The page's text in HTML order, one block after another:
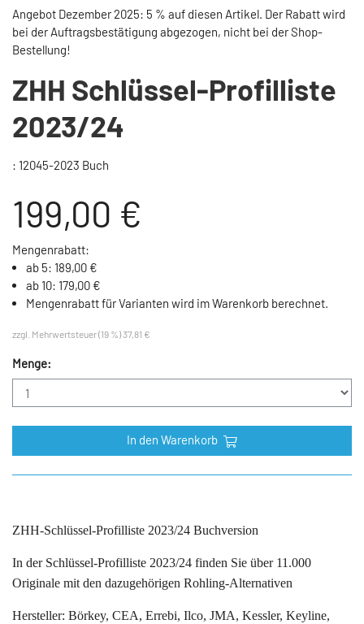
Angebot Dezember 2025: 5 % auf diesen Artikel. Der Rabatt wird
bei der Auftragsbestätigung abgezogen, nicht bei der Shop-
Bestellung!
ZHH Schlüssel-Profilliste
2023/24
: 12045-2023 Buch
199,00 €
Mengenrabatt:
ab 5: 189,00 €
ab 10: 179,00 €
Mengenrabatt für Varianten wird im Warenkorb berechnet.
zzgl. Mehrwertsteuer (19 %) 37,81 €
Menge:
In den Warenkorb
ZHH-Schlüssel-Profilliste 2023/24 Buchversion
In der Schlüssel-Profilliste 2023/24 finden Sie über 11.000
Originale mit den dazugehörigen Rohling-Alternativen
Hersteller: Börkey, CEA, Errebi, Ilco, JMA, Kessler, Keyline,